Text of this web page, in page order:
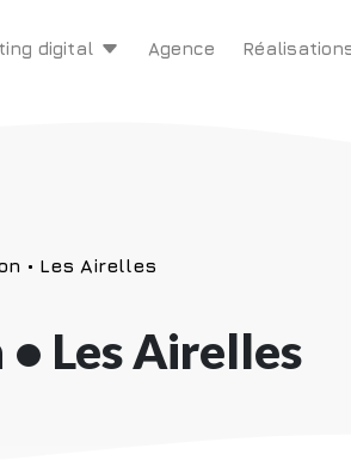
digital Agence
• Les Airelles
Les Airelles